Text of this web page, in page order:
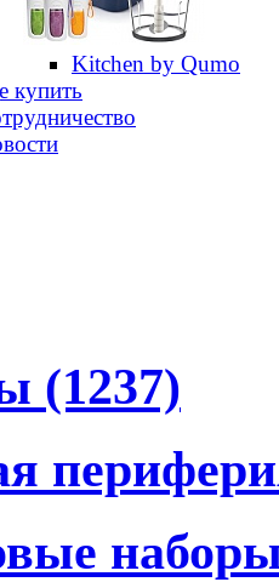
Kitchen by Qumo
купить
(1237)